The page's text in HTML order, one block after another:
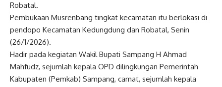
Robatal.
Pembukaan Musrenbang tingkat kecamatan itu berlokasi di
pendopo Kecamatan Kedungdung dan Robatal, Senin
(26/1/2026).
Hadir pada kegiatan Wakil Bupati Sampang H Ahmad
Mahfudz, sejumlah kepala OPD dilingkungan Pemerintah
Kabupaten (Pemkab) Sampang, camat, sejumlah kepala